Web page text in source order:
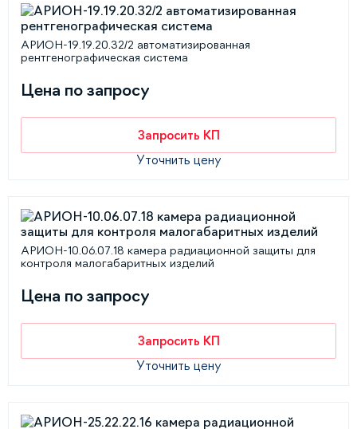
АРИОН-19.19.20.32/2 автоматизированная
рентгенографическая система
Цена по запросу
Запросить КП
Уточнить цену
АРИОН-10.06.07.18 камера радиационной защиты для
контроля малогабаритных изделий
Цена по запросу
Запросить КП
Уточнить цену